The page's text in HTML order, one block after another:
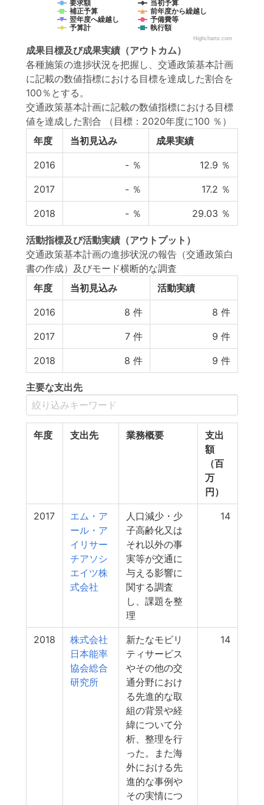
要求額
当初予算
補正予算
前年度から繰越し
翌年度へ繰越し
予備費等
予算計
執行額
Highcharts.com
成果目標及び成果実績 （アウトカム）
各種施策の進捗状況を把握し、交通政策基本計画
に記載の数値指標における目標を達成した割合を
100％とする。
交通政策基本計画に記載の数値指標における目標
値を達成した割合
（目標：2020年度に100 ％）
年度
当初見込み 成果実績
2016 - ％ 12.9 ％
2017 - ％ 17.2 ％
2018 - ％ 29.03 ％
活動指標及び活動実績 （アウトプット）
交通政策基本計画の進捗状況の報告（交通政策白
書の作成）及びモード横断的な調査
年度
当初見込み 活動実績
2016 8 件 8 件
2017 7 件 9 件
2018 8 件 9 件
主要な支出先
年度 支出先 業務概要
支出
額
（百
万
円）
2017
エム・ア
ール・ア
イリサー
チアソシ
エイツ株
式会社
人口減少・少
子高齢化又は
それ以外の事
実等が交通に
与える影響に
関する調査
し、課題を整
理
14
2018
株式会社
日本能率
協会総合
研究所
新たなモビリ
ティサービス
やその他の交
通分野におけ
る先進的な取
組の背景や経
緯について分
析、整理を行
った。また海
外における先
進的な事例や
その実情につ
14